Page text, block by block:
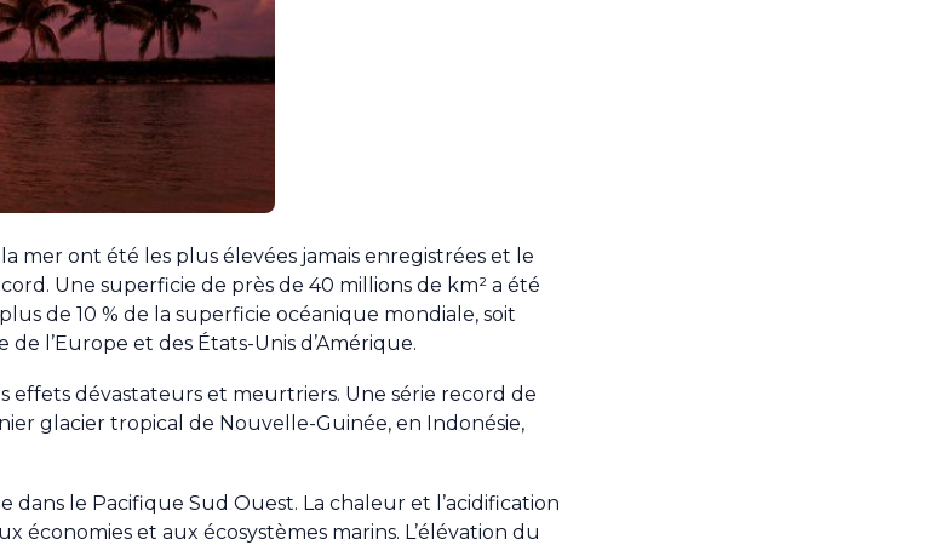
mer ont été les plus élevées jamais enregistrées et le
Une superficie de près de 40 millions de km² a été
de 10 % de la superficie océanique mondiale, soit
l’Europe et des États-Unis d’Amérique.
dévastateurs et meurtriers. Une série record de
glacier tropical de Nouvelle-Guinée, en Indonésie,
dans le Pacifique Sud Ouest. La chaleur et l’acidification
économies et aux écosystèmes marins. L’élévation du